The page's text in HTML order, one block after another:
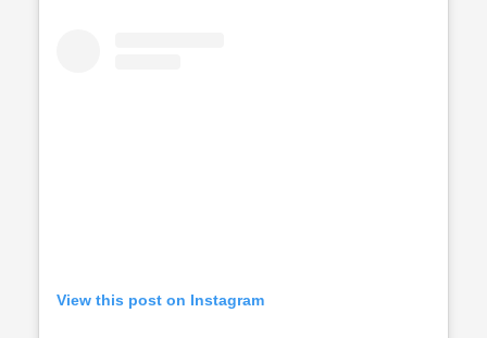
View this post on Instagram